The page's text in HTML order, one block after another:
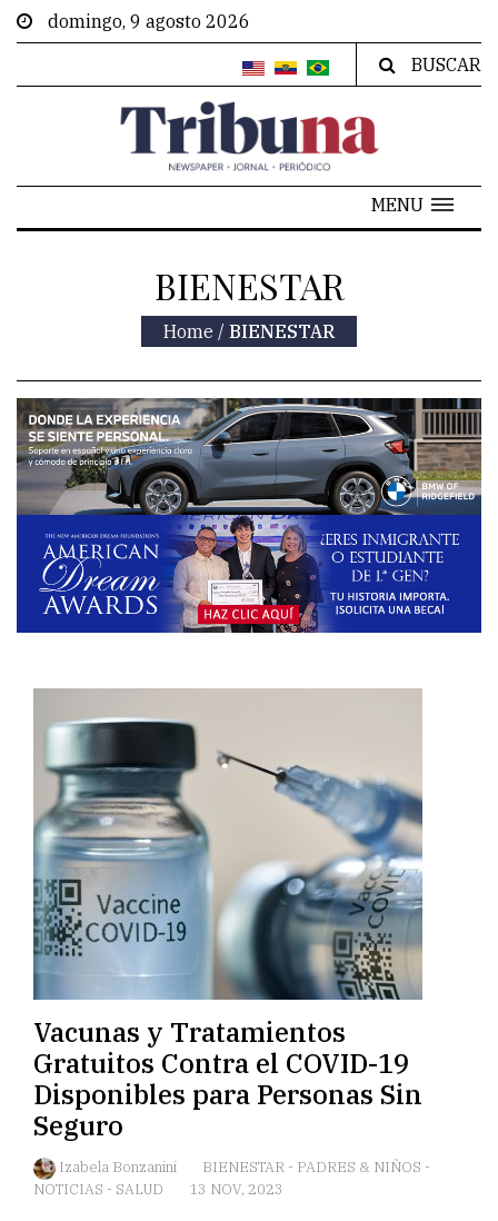
domingo, 9 agosto 2026
BUSCAR
MENU
BIENESTAR
Home / BIENESTAR
Vacunas y Tratamientos
Gratuitos Contra el COVID-19
Disponibles para Personas Sin
Seguro
Izabela Bonzanini BIENESTAR - PADRES & NIÑOS -
NOTICIAS - SALUD 13 NOV, 2023